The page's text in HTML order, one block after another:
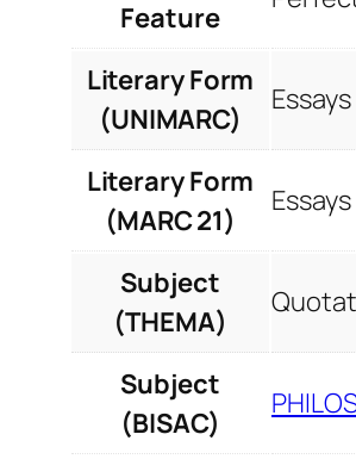
Feature
Literary Form
(UNIMARC)
Essays
Literary Form
(MARC 21)
Essays
Subject
(THEMA)
Subject
(BISAC)